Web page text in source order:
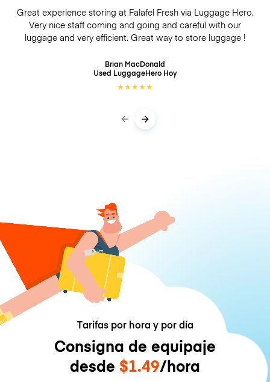
Great experience storing at Falafel Fresh via Luggage Hero.
Very nice staff coming and going and careful with our
luggage and very efficient. Great way to store luggage !
Brian MacDonald
Used LuggageHero Hoy
★★★★★
Tarifas por hora y por día
Consigna de equipaje
desde $1.49/hora